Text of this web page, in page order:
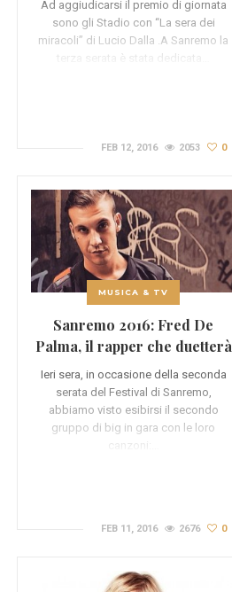
Ad aggiudicarsi il premio di giornata
sono gli Stadio con “La sera dei
miracoli” di Lucio Dalla .A Sanremo la
terza serata è stata dedicata…
FEB 12, 2016 2053 0
MUSICA & TV
Sanremo 2016: Fred De
Palma, il rapper che duetterà
con Patty Pravo
Ieri sera, in occasione della seconda
serata del Festival di Sanremo,
abbiamo visto esibirsi il secondo
gruppo di big in gara con le loro
FEB 11, 2016 2676 0